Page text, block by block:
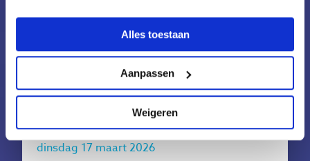
Alles toestaan
Aanpassen
Weigeren
dinsdag 17 maart 2026